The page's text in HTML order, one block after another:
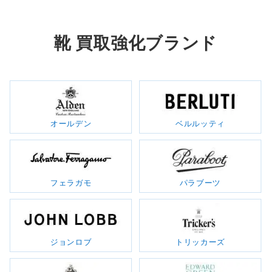
靴 買取強化ブランド
オールデン ベルルッティ
フェラガモ パラブーツ
ジョンロブ トリッカーズ